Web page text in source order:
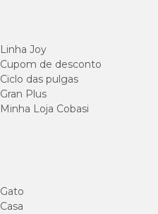
Linha Joy
Cupom de desconto
Ciclo das pulgas
Gran Plus
Minha Loja Cobasi
Gato
Casa